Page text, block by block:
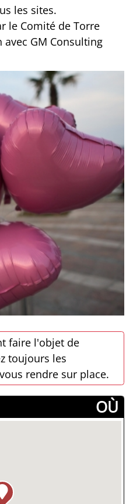
les sites.
le Comité de Torre
GM Consulting
faire l'objet de
toujours les
rendre sur place.
­OÙ